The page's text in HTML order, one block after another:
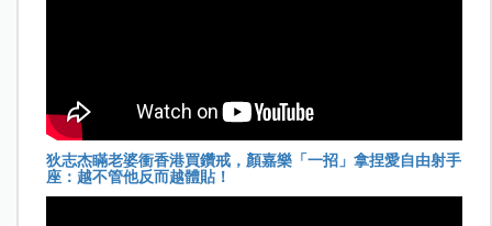
狄志杰瞞老婆衝香港買鑽戒，顏嘉樂「一招」拿捏愛自由射手
座：越不管他反而越體貼！